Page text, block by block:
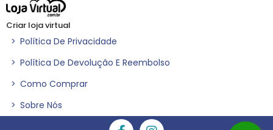
Criar loja virtual
> Política De Privacidade
> Política De Devolução E Reembolso
> Como Comprar
> Sobre Nós